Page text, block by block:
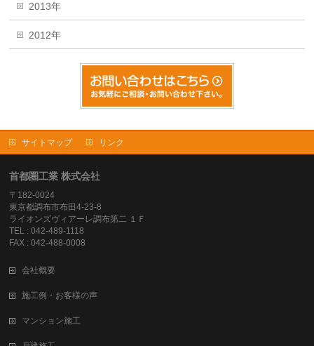
2013年
2012年
サイトマップ リンク
首都圏工業 株式会社
〒182-0024
東京都調布市布田4-23-8
ライオンズヴィアーレ調布第二 １Ｆ
TEL : 042-489-1118
FAX : 042-488-0008
会社概要
施工例・お客様の声
マンション施工